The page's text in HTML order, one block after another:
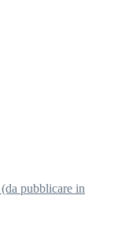
pubblicare in